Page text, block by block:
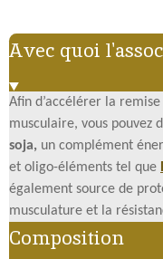
Avec quoi
Afin d’accélérer la
musculaire, vous pouvez
soja, un complément
et oligo-éléments tel que
également source de
musculature et la
Composition